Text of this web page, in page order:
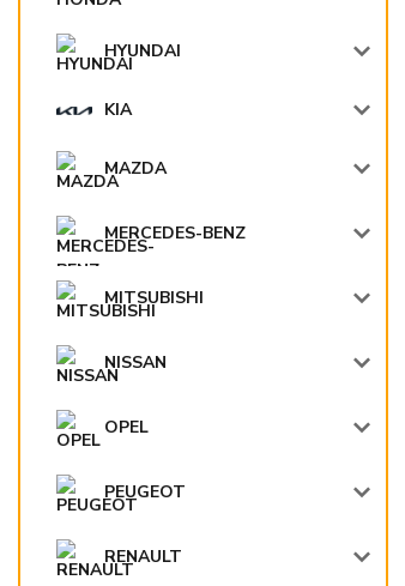
HYUNDAI
KIA
MAZDA
MERCEDES-BENZ
MITSUBISHI
NISSAN
OPEL
PEUGEOT
RENAULT